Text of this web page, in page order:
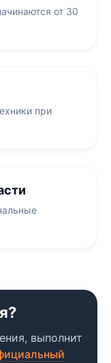
от 30
при
выполнит